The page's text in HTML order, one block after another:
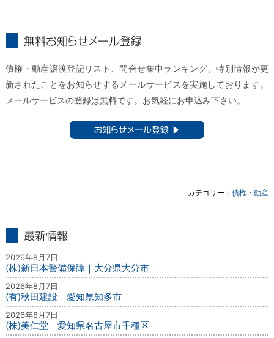
債権・動産譲渡登記リスト、問合せ集中ランキング、特別情報が更
新されたことをお知らせするメールサービスを実施しております。
メールサービスの登録は無料です。お気軽にお申込み下さい。
カテゴリー：債権・動産
2026年8月7日
(株)新日本警備保障｜大分県大分市
2026年8月7日
(有)秋田建設｜愛知県知多市
2026年8月7日
(株)美仁堂｜愛知県名古屋市千種区